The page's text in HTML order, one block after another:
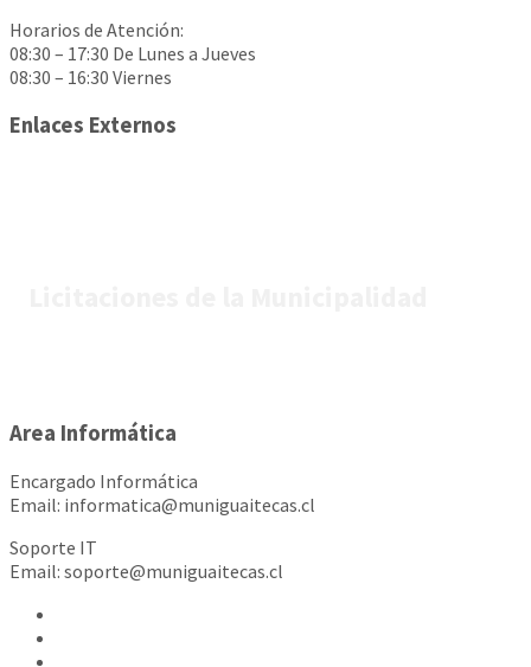
Horarios de Atención:
08:30 – 17:30 De Lunes a Jueves
08:30 – 16:30 Viernes
Enlaces Externos
Area Informática
Encargado Informática
Email: informatica@muniguaitecas.cl
Soporte IT
Email: soporte@muniguaitecas.cl